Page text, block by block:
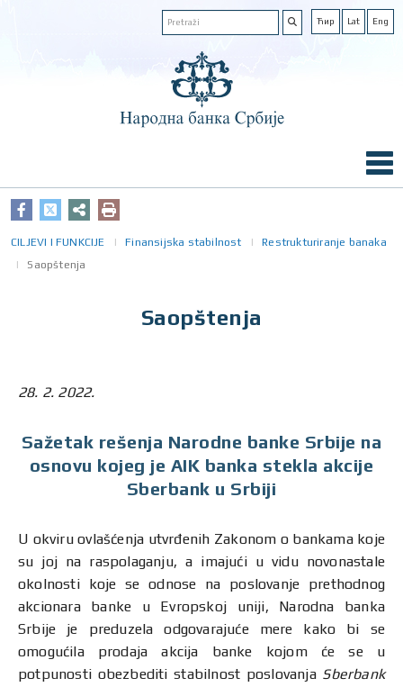
Ћир Lat Eng
CILJEVI I FUNKCIJE Finansijska stabilnost
Restrukturiranje banaka
Saopštenja
Saopštenja
28. 2. 2022.
Sažetak rešenja Narodne banke Srbije na
osnovu kojeg je AIK banka stekla akcije
Sberbank u Srbiji
U okviru ovlašćenja utvrđenih Zakonom o bankama koje
su joj na raspolaganju, a imajući u vidu novonastale
okolnosti koje se odnose na poslovanje prethodnog
akcionara banke u Evropskoj uniji, Narodna banka
Srbije je preduzela odgovarajuće mere kako bi se
omogućila prodaja akcija banke kojom će se u
potpunosti obezbediti stabilnost poslovanja Sberbank